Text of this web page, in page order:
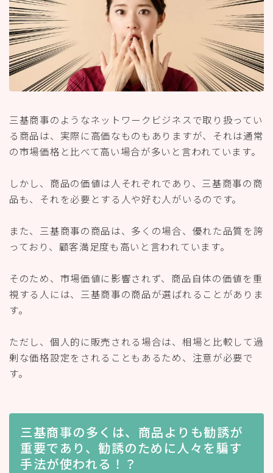
三基商事のようなネットワークビジネスで取り扱ってい
る商品は、実際に高価なものもありますが、それは通常
の市場価格と比べて高い場合が多いと言われています。
しかし、商品の価値は人それぞれであり、三基商事の商
品も、それを必要とする人や好む人がいるのです。
また、三基商事の商品は、多くの場合、優れた品質を誇
っており、顧客満足度も高いと言われています。
そのため、市場価値に影響されず、商品自体の価値を重
視する人には、三基商事の商品が選ばれることがありま
す。
ただし、個人的に販売される場合は、相場と比較して過
剰な価格設定をされることもあるため、注意が必要で
す。
三基商事の多くは、商品よりも勧誘が
重要であり、勧誘のために人々を騙す
手法が使われる！？